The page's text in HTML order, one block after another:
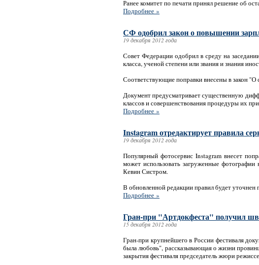
Ранее комитет по печати принял решение об
Подробнее »
СФ одобрил закон о повышении
19 декабря 2012 года
Совет Федерации одобрил в среду на
класса, ученой степени или звания и знания
Соответствующие поправки внесены в закон "О
Документ предусматривает существенную
классов и совершенствования процедуры их
Подробнее »
Instagram отредактирует правила
19 декабря 2012 года
Популярный фотосервис Instagram внесет
может использовать загруженные фотографии
Кевин Систром.
В обновленной редакции правил будет уточнен
Подробнее »
Гран-при "Артдокфеста" получил
15 декабря 2012 года
Гран-при крупнейшего в России фестиваля
была любовь", рассказывающая о жизни
закрытия фестиваля председатель жюри